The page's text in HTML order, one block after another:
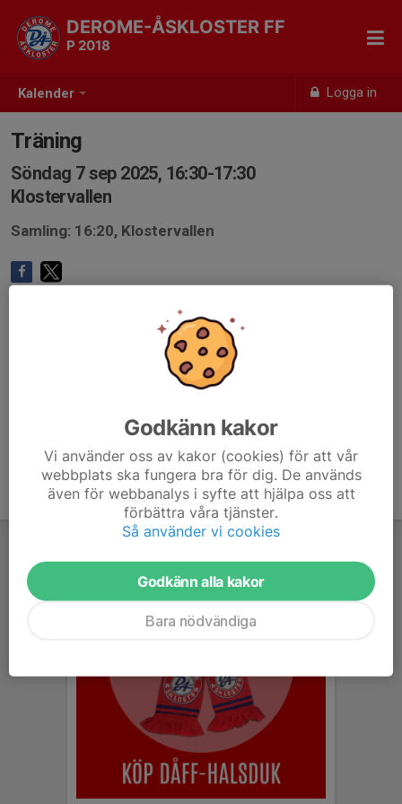
Kalender Logga in
DEROME-ÅSKLOSTER FF
P 2018
Träning
Söndag 7 sep 2025, 16:30-17:30
Klostervallen
Samling: 16:20, Klostervallen
Godkänn kakor
Vi använder oss av kakor (cookies) för att vår
webbplats ska fungera bra för dig. De används
även för webbanalys i syfte att hjälpa oss att
förbättra våra tjänster.
Så använder vi cookies
Godkänn alla kakor
Bara nödvändiga